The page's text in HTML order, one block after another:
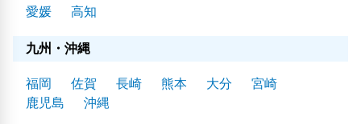
愛媛
高知
九州・沖縄
福岡 佐賀 長崎 熊本 大分
宮崎
鹿児島
沖縄